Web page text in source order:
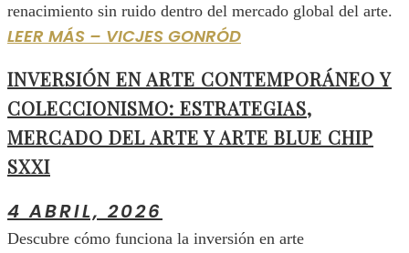
renacimiento sin ruido dentro del mercado global del arte.
LEER MÁS – VICJES GONRÓD
INVERSIÓN EN ARTE CONTEMPORÁNEO Y
COLECCIONISMO: ESTRATEGIAS,
MERCADO DEL ARTE Y ARTE BLUE CHIP
SXXI
4 ABRIL, 2026
Descubre cómo funciona la inversión en arte